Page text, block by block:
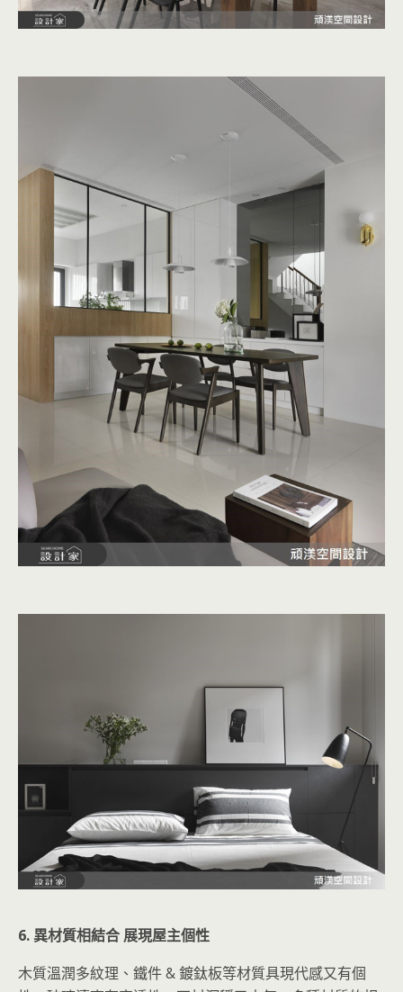
6. 異材質相結合 展現屋主個性
木質溫潤多紋理、鐵件 & 鍍鈦板等材質具現代感又有個